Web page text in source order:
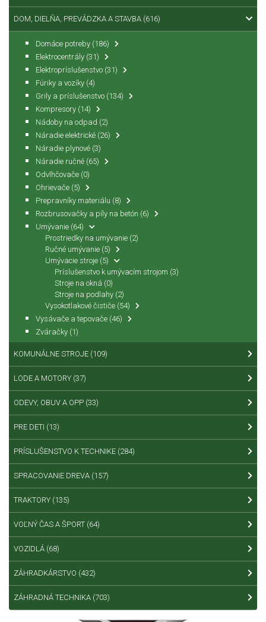
DOM, DIELŇA, PREVÁDZKA A STAVBA (616)
Domáce potreby (186)
Elektrocentrály (31)
Elektropríslušenstvo (31)
Fúriky a vozíky (4)
Grily a príslušenstvo (134)
Kompresory (14)
Nádoby na odpad (2)
Náradie elektrické (26)
Náradie plynové (3)
Náradie ručné (65)
Odvlhčovače (0)
Ohrievače (5)
Prepravníky materiálu (8)
Rozbrusovačky a píly na betón (6)
Umývanie (64)
Prostriedky na umývanie (2)
Ručné umývanie (5)
Umývacie stroje (5)
Príslušenstvo k umývacím strojom (3)
Stroje na okná (0)
Stroje na podlahy (2)
Vysokotlakové čističe (54)
Vysávače a tepovače (46)
Zváračky (1)
KOMUNÁLNE STROJE (109)
LODE A MOTORY (37)
ODEVY, OBUV A OPP (33)
PRE DETI (13)
PRÍSLUŠENSTVO K TECHNIKE (284)
SPRACOVANIE DREVA (157)
TRAKTORY (135)
VOĽNÝ ČAS A ŠPORT (64)
VOZIDLÁ (68)
ZÁHRADKÁRSTVO (432)
ZÁHRADNÁ TECHNIKA (703)